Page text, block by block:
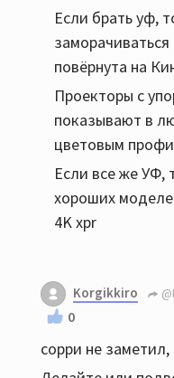
Если брать уф,
повёрнута на
Проекторы с
показывают в
цветовым
Если все же УФ,
хороших
4K xpr
Korgikkiro
0
сорри не